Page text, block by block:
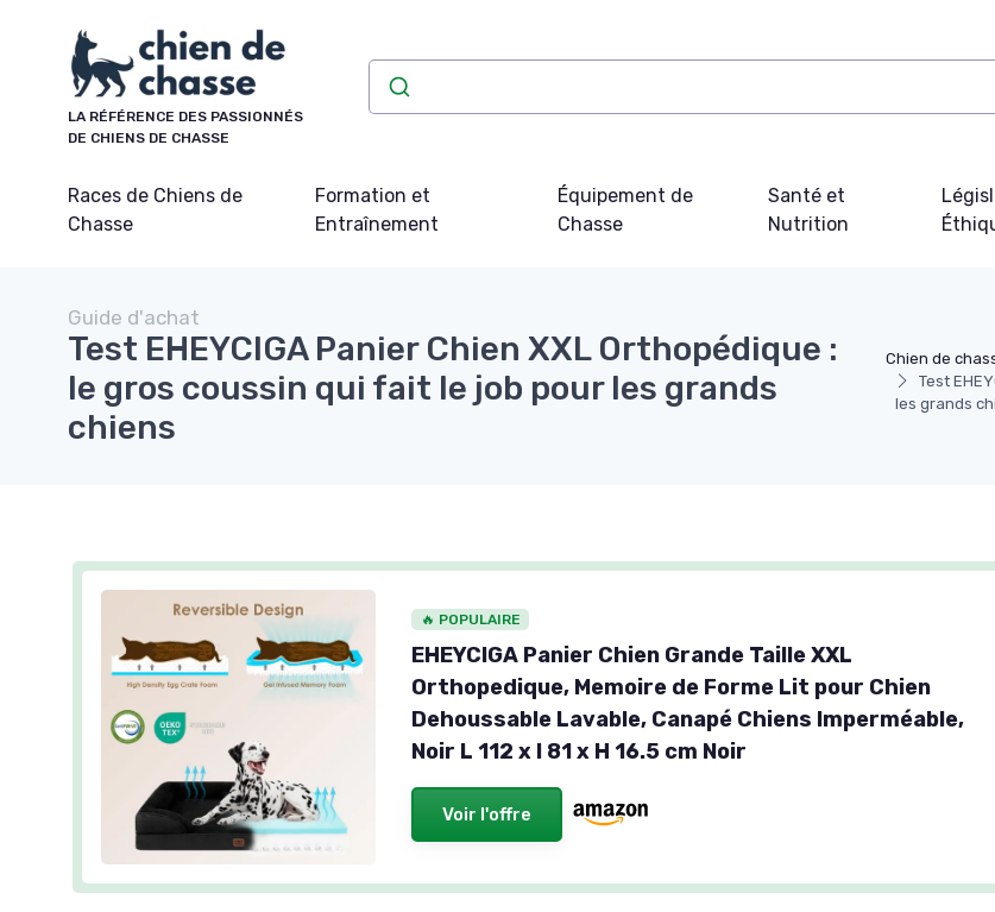
LA RÉFÉRENCE DES PASSIONNÉS
DE CHIENS DE CHASSE
Races de Chiens de
Chasse
Formation et
Entraînement
Équipement de
Chasse
Santé et
Nutrition
Chien de
Test
les grands
Guide d'achat
Test EHEYCIGA Panier Chien XXL Orthopédique :
le gros coussin qui fait le job pour les grands
chiens
🔥 POPULAIRE
EHEYCIGA Panier Chien Grande Taille XXL
Orthopedique, Memoire de Forme Lit pour Chien
Dehoussable Lavable, Canapé Chiens Imperméable,
Noir L 112 x l 81 x H 16.5 cm Noir
Voir l'offre